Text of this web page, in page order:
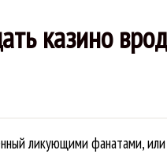
казино
ликующими фанатами,